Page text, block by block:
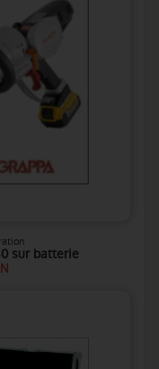
sur batterie